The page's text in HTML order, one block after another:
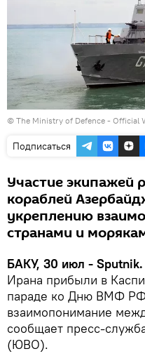
© The Ministry of Defence - Official
Подписаться
Участие экипажей
кораблей
укреплению
странами и
БАКУ, 30 июл - Sputnik.
Ирана прибыли в
параде ко Дню ВМФ
взаимопонимание
сообщает пресс-
(ЮВО).